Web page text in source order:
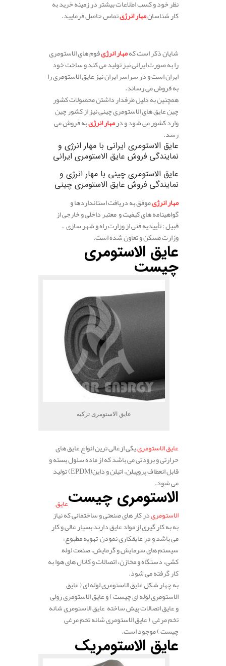
نظر خود و کسب اطلاعات بیشتر در زمینه خرید به
کار شناسانمهار انرژیتماس حاصل فرمایید.
شایان ذکر است کهمهار انرژیفوم های الاستومری
را به صورت ایرانی نیز تولید می کند و ساخت خود
ایران است و در سراسر ایران نیز عایق الاستومری را
به فروش می رساند.
همچنین به دلیل طرفدار داشتن محصولات کشور
چین عایق های الاستومری چینی نیز از کشور چین
وارد کشور می شود و درمهار انرژیبه فروش می
رسد.
عایق الاستومری ایرانی با مهار انرژی و
نمایندگی فروش عایق الاستومری ایرانی
عایق الاستومری چینی با مهار انرژی و
نمایندگی فروش عایق الاستومری چینی
مهار انرژیموفق به دریافت استانداردها و
گواهینامه های کیفیت و معتبر داخلی و خارجی از
قبیل : تأییدیه فنی از وزارت راه و شهر سازی ،
وزارت مسکن و تعاون شده است.
عایق الاستومری
چیست
عایق الاستومری ترکیه
عایق الاستومرییکی ازعالی ترین انواع عایق های
حرارتی و برودتی می باشد که از ماده سلول بسته و
قابل انعطاف پروپیلن، اتیلن و داین(EPDM) تولید
می شود.
الاستومری چیستعایق
الاستومریدر کار های صنعتی و ساختمانی که نیاز
به به کار گیری از مواد عایق دارند بسیار عالی و کار
می باشد و در عایقکاری نمودن تهویه مطبوع،
سیستم های سرمایش و گرمایش، صنعت لوله
کشی، دستگاه و مخازن، اتصالات و کانال های هوا به
کار گرفته می شود.
به چهار شکل عایق الاستومری لوله ای ( عایق
الاستومری لوله ای چیست ) و عایق الاستومری رولی
و عایق اتصالات پیش ساخته عایق الاستومری شانه
تخم مرغی ( عایق الاستومری شانه تخم مرغی
چیست ) موجود است.
عایق الاستومریک